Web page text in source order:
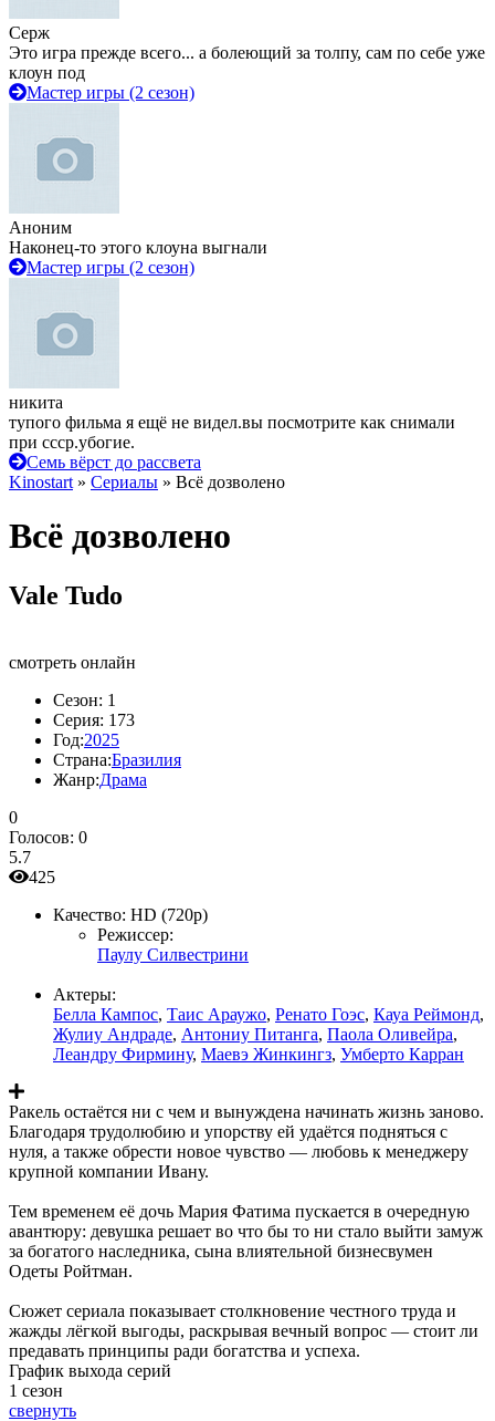
Серж
Это игра прежде всего... а болеющий за толпу, сам по себе уже
клоун под
Мастер игры (2 сезон)
Аноним
Наконец-то этого клоуна выгнали
Мастер игры (2 сезон)
никита
тупого фильма я ещё не видел.вы посмотрите как снимали
при ссср.убогие.
Семь вёрст до рассвета
Kinostart » Сериалы » Всё дозволено
Всё дозволено
Vale Tudo
смотреть онлайн
Сезон: 1
Серия: 173
Год:2025
Страна:Бразилия
Жанр:Драма
0
Голосов: 0
5.7
425
Качество: HD (720p)
Режиссер:
Паулу Силвестрини
Актеры:
Белла Кампос, Таис Араужо, Ренато Гоэс, Кауа Реймонд,
Жулиу Андраде, Антониу Питанга, Паола Оливейра,
Леандру Фирмину, Маевэ Жинкингз, Умберто Карран
Ракель остаётся ни с чем и вынуждена начинать жизнь заново.
Благодаря трудолюбию и упорству ей удаётся подняться с
нуля, а также обрести новое чувство — любовь к менеджеру
крупной компании Ивану.
Тем временем её дочь Мария Фатима пускается в очередную
авантюру: девушка решает во что бы то ни стало выйти замуж
за богатого наследника, сына влиятельной бизнесвумен
Одеты Ройтман.
Сюжет сериала показывает столкновение честного труда и
жажды лёгкой выгоды, раскрывая вечный вопрос — стоит ли
предавать принципы ради богатства и успеха.
График выхода серий
1 сезон
свернуть